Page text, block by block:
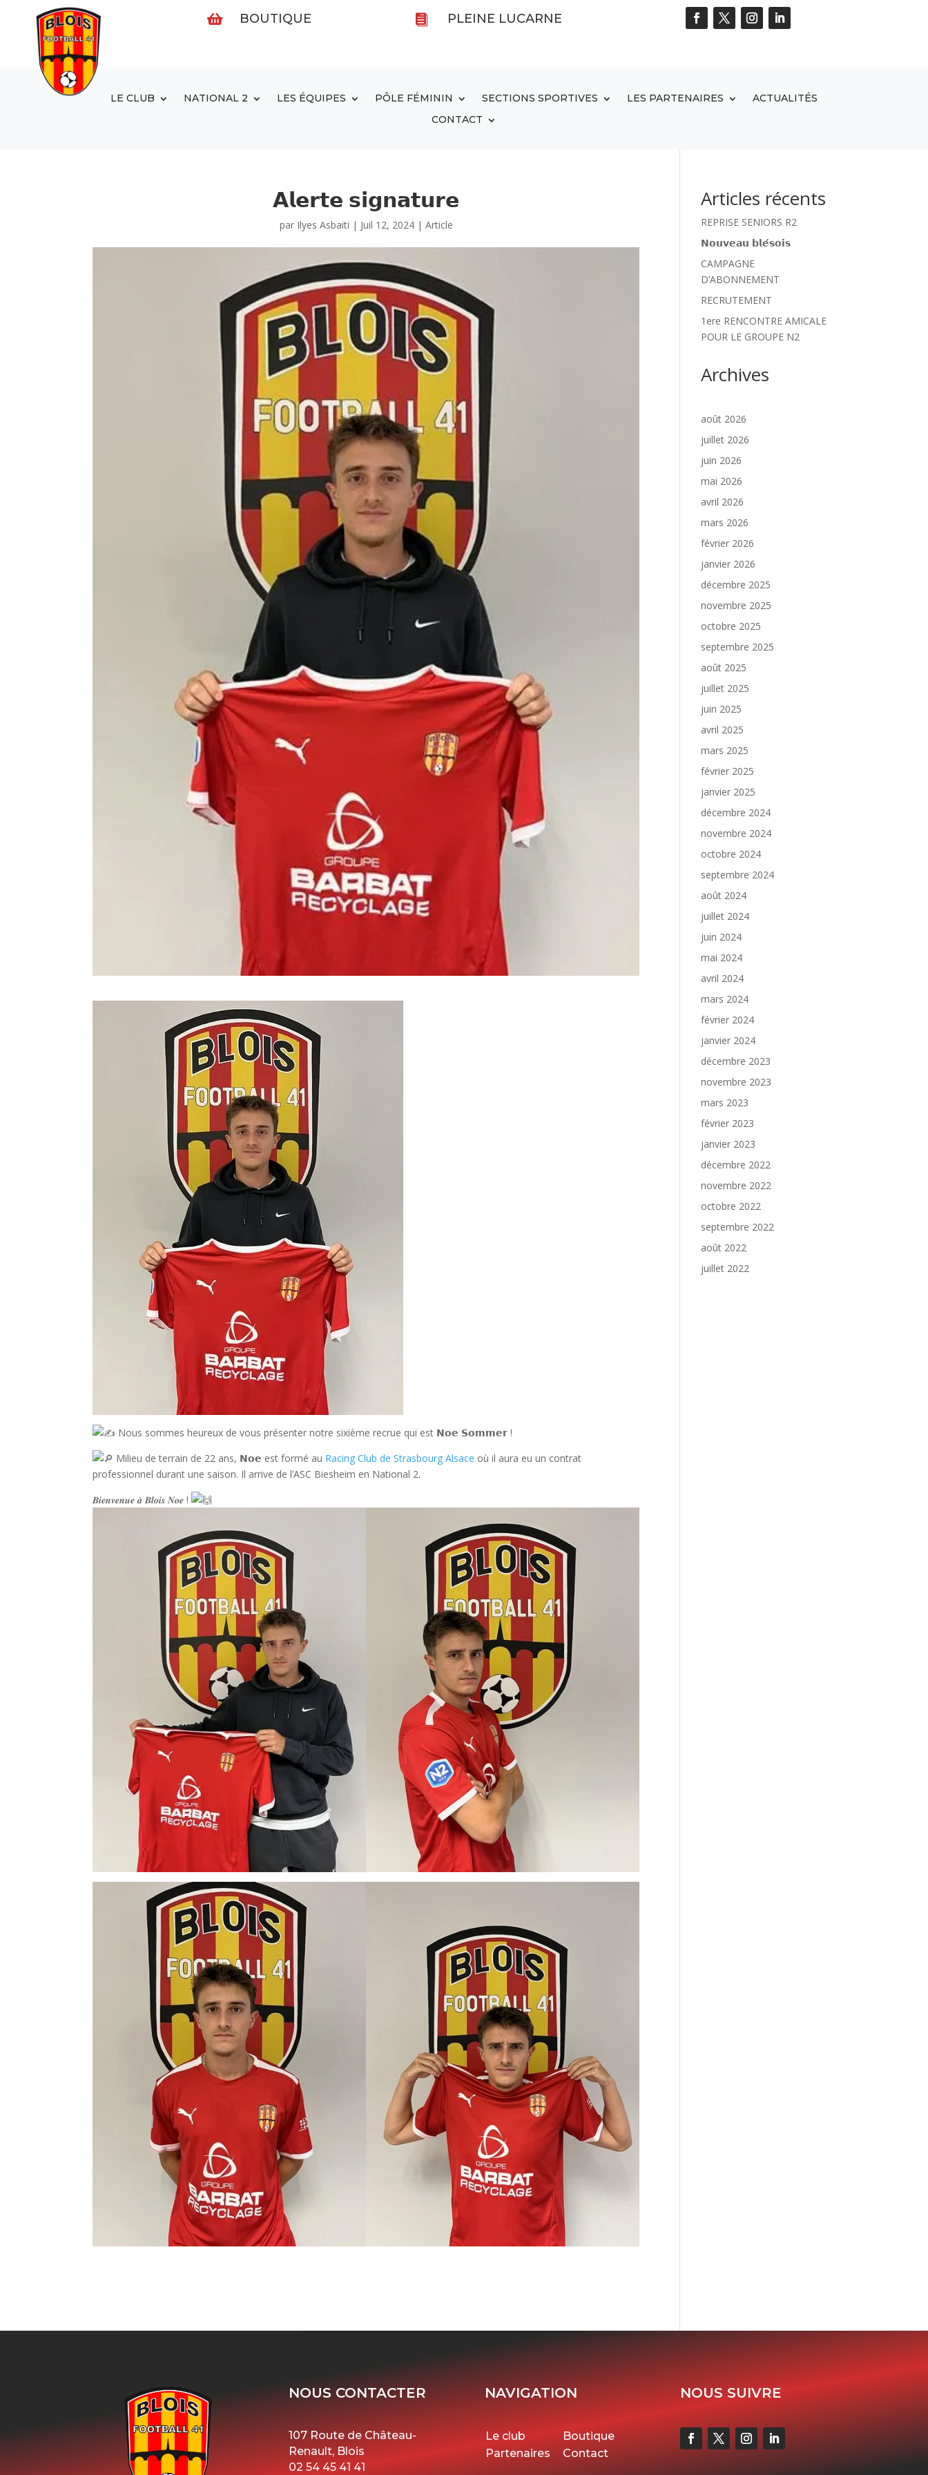
 BOUTIQUE  PLEINE LUCARNE
LE CLUB NATIONAL 2 LES ÉQUIPES PÔLE FÉMININ SECTIONS SPORTIVES LES PARTENAIRES
ACTUALITÉS
CONTACT
𝗔𝗹𝗲𝗿𝘁𝗲 𝘀𝗶𝗴𝗻𝗮𝘁𝘂𝗿𝗲
par Ilyes Asbaiti | Juil 12, 2024| Article
Nous sommes heureux de vous présenter notre sixième recrue qui est 𝗡𝗼𝗲 𝗦𝗼𝗺𝗺𝗲𝗿 !
Milieu de terrain de 22 ans, 𝗡𝗼𝗲 est formé au Racing Club de Strasbourg Alsace où il aura eu un contrat
professionnel durant une saison. Il arrive de l’ASC Biesheim en National 2.
𝑩𝒊𝒆𝒏𝒗𝒆𝒏𝒖𝒆 𝒂̀ 𝑩𝒍𝒐𝒊𝒔 𝑵𝒐𝒆 !
Articles récents
REPRISE SENIORS R2
𝗡𝗼𝘂𝘃𝗲𝗮𝘂 𝗯𝗹𝗲́𝘀𝗼𝗶𝘀
CAMPAGNE
D’ABONNEMENT
RECRUTEMENT
1ere RENCONTRE AMICALE
POUR LE GROUPE N2
Archives
août 2026
juillet 2026
juin 2026
mai 2026
avril 2026
mars 2026
février 2026
janvier 2026
décembre 2025
novembre 2025
octobre 2025
septembre 2025
août 2025
juillet 2025
juin 2025
avril 2025
mars 2025
février 2025
janvier 2025
décembre 2024
novembre 2024
octobre 2024
septembre 2024
août 2024
juillet 2024
juin 2024
mai 2024
avril 2024
mars 2024
février 2024
janvier 2024
décembre 2023
novembre 2023
mars 2023
février 2023
janvier 2023
décembre 2022
novembre 2022
octobre 2022
septembre 2022
août 2022
juillet 2022
NOUS CONTACTER
107 Route de Château-
Renault, Blois
02 54 45 41 41
NAVIGATION
Le club
Boutique
Partenaires
Contact
NOUS SUIVRE